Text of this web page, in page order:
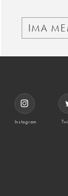
IMA
Instagram